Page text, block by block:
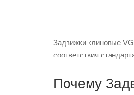
Задвижки клиновые
соответствия
Почему